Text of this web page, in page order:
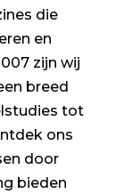
die
en
zijn wij
breed
tot
ons
door
bieden